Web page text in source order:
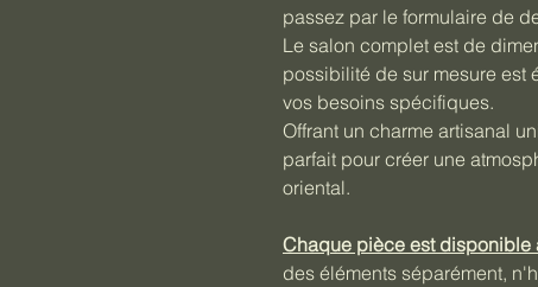
passez par le formulaire de
Le salon complet est de
possibilité de sur mesure est
vos besoins spécifiques.
Offrant un charme artisanal
parfait pour créer une
oriental.
Chaque pièce est disponible
des éléments séparément,